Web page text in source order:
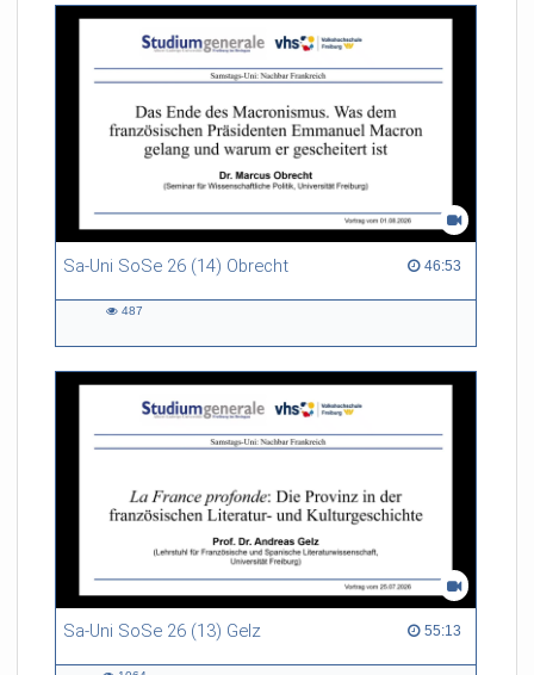
Sa-Uni SoSe 26 (14) Obrecht 46:53
46:53 duration
487
Sa-Uni SoSe 26 (13) Gelz 55:13
55:13 duration